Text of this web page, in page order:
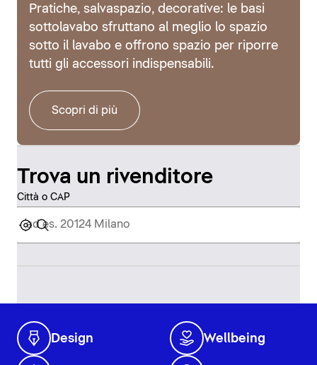
Pratiche, salvaspazio, decorative: le basi
sottolavabo sfruttano al meglio lo spazio
sotto il lavabo e offrono spazio per riporre
tutti gli accessori indispensabili.
Scopri di più
Trova un rivenditore
Città o CAP
Design Wellbeing